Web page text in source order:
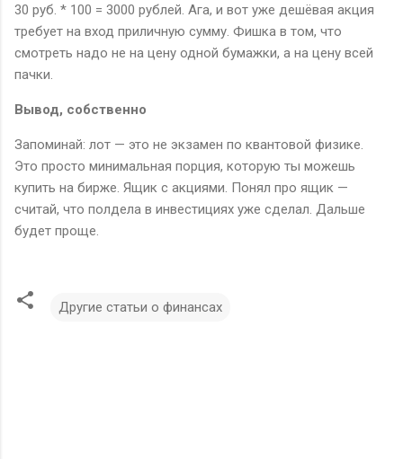
30 руб. * 100 = 3000 рублей. Ага, и вот уже дешёвая акция
требует на вход приличную сумму. Фишка в том, что
смотреть надо не на цену одной бумажки, а на цену всей
пачки.
Вывод, собственно
Запоминай: лот — это не экзамен по квантовой физике.
Это просто минимальная порция, которую ты можешь
купить на бирже. Ящик с акциями. Понял про ящик —
считай, что полдела в инвестициях уже сделал. Дальше
будет проще.
Другие статьи о финансах